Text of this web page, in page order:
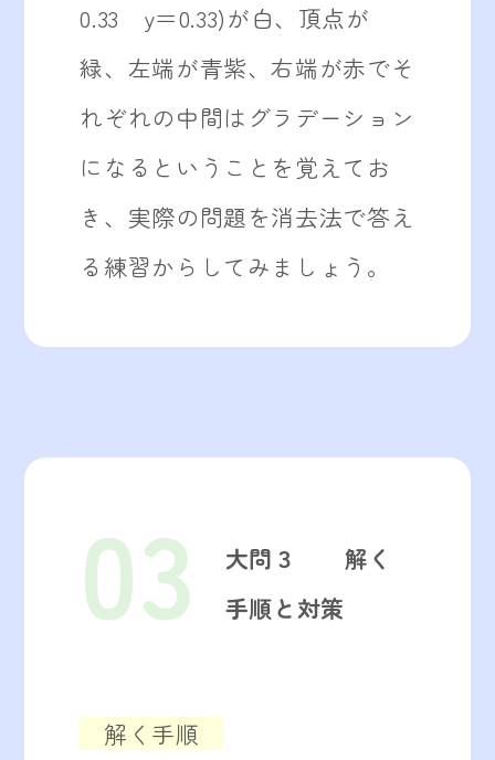
0.33 y＝0.33)が白、頂点が
緑、左端が青紫、右端が赤でそ
れぞれの中間はグラデーション
になるということを覚えてお
き、実際の問題を消去法で答え
る練習からしてみましょう。
03
大問３ 解く
手順と対策
解く手順